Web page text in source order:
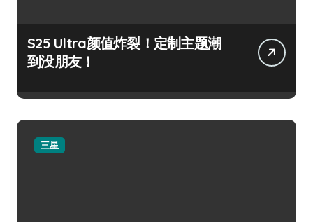
S25 Ultra颜值炸裂！定制主题潮
到没朋友！
三星